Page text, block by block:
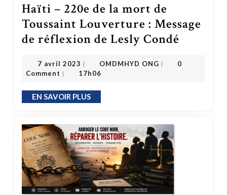
Haïti – 220e de la mort de
Toussaint Louverture : Message
de réflexion de Lesly Condé
7 avril 2023 7 avril 2023
| OMDMHYD ONG |
0
Comment | 17h06
EN SAVOIR PLUSEN SAVOIR PLUS